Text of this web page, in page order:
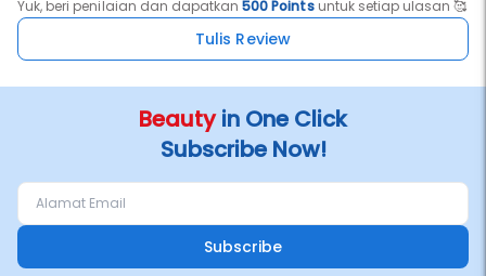
Yuk, beri penilaian dan dapatkan500 Pointsuntuk setiap ulasan 🥰
Tulis Review
Beautyin One Click
Subscribe Now!
Subscribe